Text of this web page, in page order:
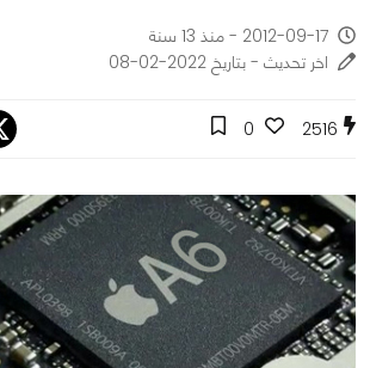
2012-09-17 - منذ 13 سنة
اخر تحديث - بتاريخ 2022-02-08
2516
0